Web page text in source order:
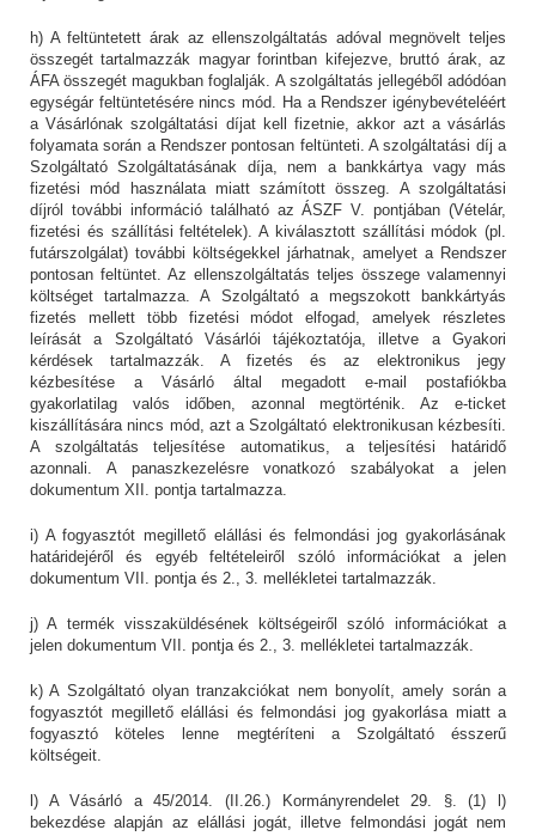
h) A feltüntetett árak az ellenszolgáltatás adóval megnövelt teljes
összegét tartalmazzák magyar forintban kifejezve, bruttó árak, az
ÁFA összegét magukban foglalják. A szolgáltatás jellegéből adódóan
egységár feltüntetésére nincs mód. Ha a Rendszer igénybevételéért
a Vásárlónak szolgáltatási díjat kell fizetnie, akkor azt a vásárlás
folyamata során a Rendszer pontosan feltünteti. A szolgáltatási díj a
Szolgáltató Szolgáltatásának díja, nem a bankkártya vagy más
fizetési mód használata miatt számított összeg. A szolgáltatási
díjról további információ található az ÁSZF V. pontjában (Vételár,
fizetési és szállítási feltételek). A kiválasztott szállítási módok (pl.
futárszolgálat) további költségekkel járhatnak, amelyet a Rendszer
pontosan feltüntet. Az ellenszolgáltatás teljes összege valamennyi
költséget tartalmazza. A Szolgáltató a megszokott bankkártyás
fizetés mellett több fizetési módot elfogad, amelyek részletes
leírását a Szolgáltató Vásárlói tájékoztatója, illetve a Gyakori
kérdések tartalmazzák. A fizetés és az elektronikus jegy
kézbesítése a Vásárló által megadott e-mail postafiókba
gyakorlatilag valós időben, azonnal megtörténik. Az e-ticket
kiszállítására nincs mód, azt a Szolgáltató elektronikusan kézbesíti.
A szolgáltatás teljesítése automatikus, a teljesítési határidő
azonnali. A panaszkezelésre vonatkozó szabályokat a jelen
dokumentum XII. pontja tartalmazza.
i) A fogyasztót megillető elállási és felmondási jog gyakorlásának
határidejéről és egyéb feltételeiről szóló információkat a jelen
dokumentum VII. pontja és 2., 3. mellékletei tartalmazzák.
j) A termék visszaküldésének költségeiről szóló információkat a
jelen dokumentum VII. pontja és 2., 3. mellékletei tartalmazzák.
k) A Szolgáltató olyan tranzakciókat nem bonyolít, amely során a
fogyasztót megillető elállási és felmondási jog gyakorlása miatt a
fogyasztó köteles lenne megtéríteni a Szolgáltató ésszerű
költségeit.
l) A Vásárló a 45/2014. (II.26.) Kormányrendelet 29. §. (1) l)
bekezdése alapján az elállási jogát, illetve felmondási jogát nem